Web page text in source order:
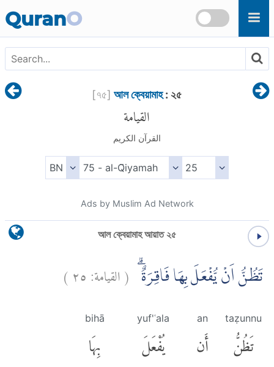
QuranO
[৭৫] আল ক্বেয়ামাহ: ২৫
القيامة
القرآن الكريم
Ads by Muslim Ad Network
আল ক্বেয়ামাহ আয়াত ২৫
تَظُنُّ اَنْ يُّفْعَلَ بِهَا فَاقِرَةٌ ۗ (القيامة:٢٥)
taẓunnu
تَظُنُّ
an
أَن
yuf'ʿala
يُفْعَلَ
bihā
بِهَا